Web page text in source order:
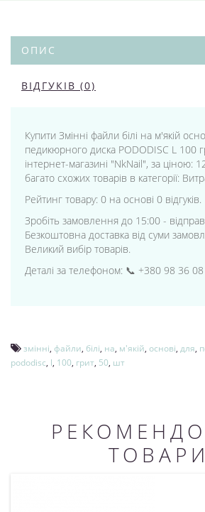
ОПИС
ВІДГУКІВ (0)
Купити Змінні файли білі на м'якій
педикюрного диска PODODISC L 100
інтернет-магазині "NkNail", за ціною:
багато схожих товарів в категорії:
Рейтинг товару: 0 на основі 0 відгуків.
Зробіть замовлення до 15:00 -
Безкоштовна доставка від суми
Великий вибір товарів.
Деталі за телефоном: 📞 +380 98 36
змінні, файли, білі, на, м'якій, основі, для,
pododisc, l, 100, грит, 50, шт
ТОВАРИ